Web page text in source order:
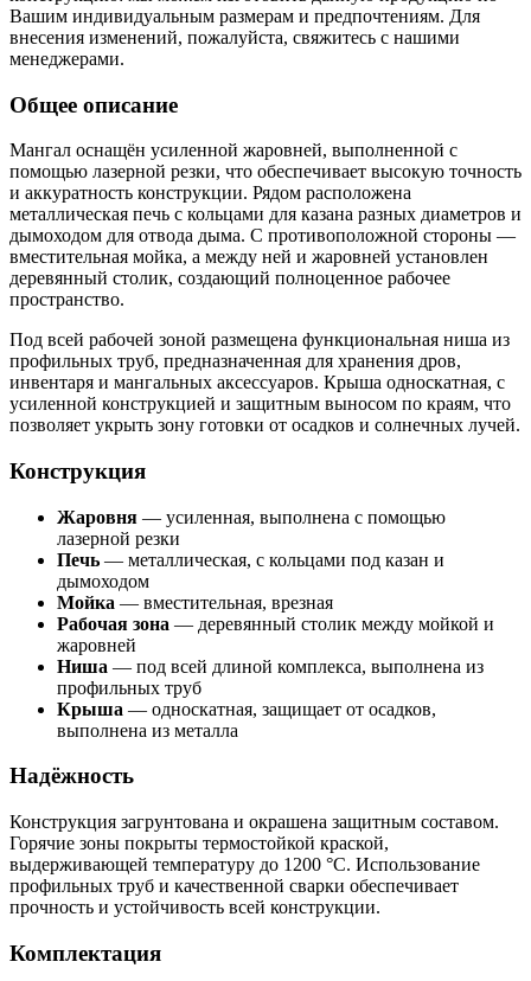
Вашим индивидуальным размерам и предпочтениям. Для
внесения изменений, пожалуйста, свяжитесь с нашими
менеджерами.
Общее описание
Мангал оснащён усиленной жаровней, выполненной с
помощью лазерной резки, что обеспечивает высокую точность
и аккуратность конструкции. Рядом расположена
металлическая печь с кольцами для казана разных диаметров и
дымоходом для отвода дыма. С противоположной стороны —
вместительная мойка, а между ней и жаровней установлен
деревянный столик, создающий полноценное рабочее
пространство.
Под всей рабочей зоной размещена функциональная ниша из
профильных труб, предназначенная для хранения дров,
инвентаря и мангальных аксессуаров. Крыша односкатная, с
усиленной конструкцией и защитным выносом по краям, что
позволяет укрыть зону готовки от осадков и солнечных лучей.
Конструкция
Жаровня — усиленная, выполнена с помощью
лазерной резки
Печь — металлическая, с кольцами под казан и
дымоходом
Мойка — вместительная, врезная
Рабочая зона — деревянный столик между мойкой и
жаровней
Ниша — под всей длиной комплекса, выполнена из
профильных труб
Крыша — односкатная, защищает от осадков,
выполнена из металла
Надёжность
Конструкция загрунтована и окрашена защитным составом.
Горячие зоны покрыты термостойкой краской,
выдерживающей температуру до 1200 °C. Использование
профильных труб и качественной сварки обеспечивает
прочность и устойчивость всей конструкции.
Комплектация